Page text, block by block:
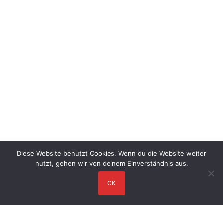
Diese Website benutzt Cookies. Wenn du die Website weiter
nutzt, gehen wir von deinem Einverständnis aus.
OK